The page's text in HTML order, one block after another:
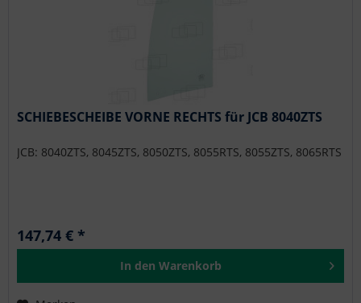
SCHIEBESCHEIBE VORNE RECHTS für JCB 8040ZTS
JCB: 8040ZTS, 8045ZTS, 8050ZTS, 8055RTS, 8055ZTS, 8065RTS
147,74 € *
In den Warenkorb